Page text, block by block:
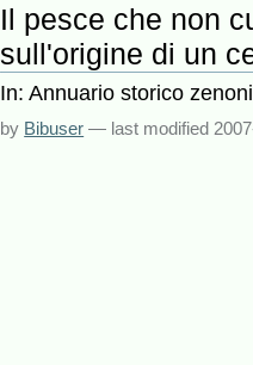
Il pesce che non
sull'origine di un
In: Annuario storico
by Bibuser — last modified